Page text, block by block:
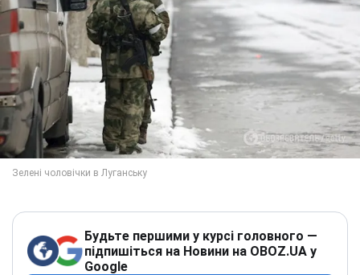
Будьте першими у курсі головного —
підпишіться на Новини на OBOZ.UA у
Google